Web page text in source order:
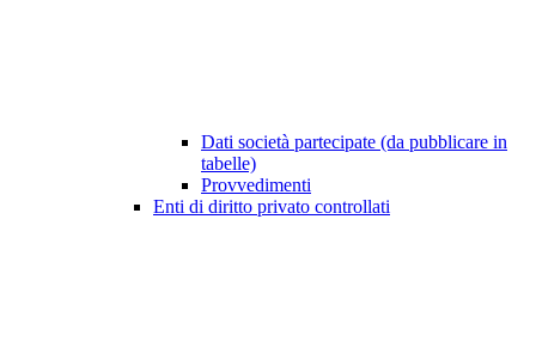
Dati società partecipate (da pubblicare in
tabelle)
Provvedimenti
Enti di diritto privato controllati